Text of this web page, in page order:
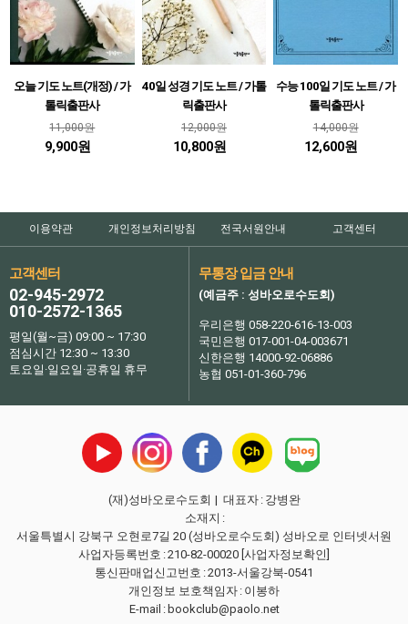
오늘 기도 노트(개정) / 가
톨릭출판사
11,000원
9,900원
40일 성경 기도 노트 / 가톨
릭출판사
12,000원
10,800원
수능 100일 기도 노트 / 가
톨릭출판사
14,000원
12,600원
이용약관 개인정보처리방침 전국서원안내 고객센터
고객센터
02-945-2972
010-2572-1365
평일(월~금) 09:00 ~ 17:30
점심시간 12:30 ~ 13:30
토요일·일요일·공휴일 휴무
무통장 입금 안내
(예금주 : 성바오로수도회)
우리은행 058-220-616-13-003
국민은행 017-001-04-003671
신한은행 14000-92-06886
농협 051-01-360-796
(재)성바오로수도회 | 대표자 : 강병완
소재지 :
서울특별시 강북구 오현로7길 20 (성바오로수도회) 성바오로 인터넷서원
사업자등록번호 :210-82-00020 [사업자정보확인]
통신판매업신고번호 :2013-서울강북-0541
개인정보 보호책임자 : 이봉하
E-mail : bookclub@paolo.net